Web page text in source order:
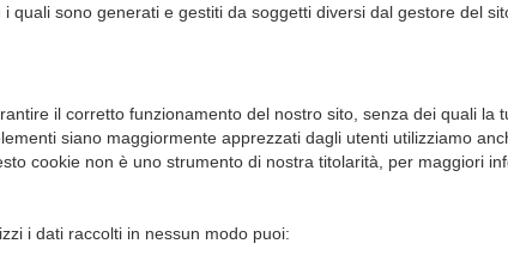
i quali sono generati e gestiti da soggetti diversi dal gestore del
il corretto funzionamento del nostro sito, senza dei quali
siano maggiormente apprezzati dagli utenti utilizziamo
cookie non è uno strumento di nostra titolarità, per maggiori
i dati raccolti in nessun modo puoi: